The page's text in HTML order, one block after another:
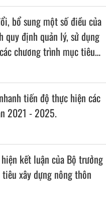
bổ sung một số điều của
quy định quản lý, sử dụng
chương trình mục tiêu
tiến độ thực hiện các
2021 - 2025.
kết luận của Bộ trưởng
xây dựng nông thôn